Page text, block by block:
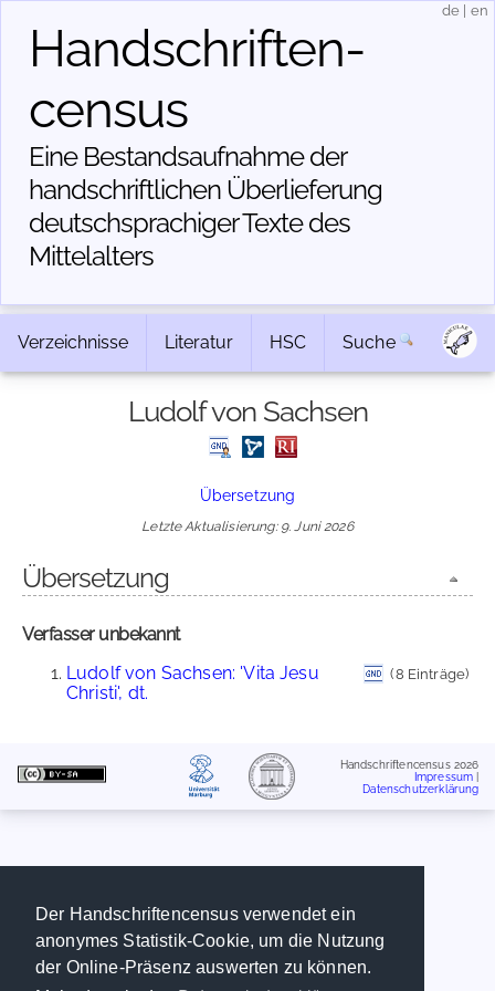
Der Handschriftencensus verwendet ein
anonymes Statistik-Cookie, um die Nutzung
der Online-Präsenz auswerten zu können.
Handschriften­
census
Eine Bestandsaufnahme der
handschriftlichen Über­lieferung
deutschsprachiger Texte des
Mittelalters
de en
Verzeichnisse Literatur HSC Suche
Ludolf von Sachsen
Übersetzung
Letzte Aktualisierung: 9. Juni 2026
Übersetzung
Verfasser unbekannt
Ludolf von Sachsen: 'Vita Jesu
Christi', dt.
(8 Einträge)
Handschriftencensus 2026
Impressum
Datenschutzerklärung